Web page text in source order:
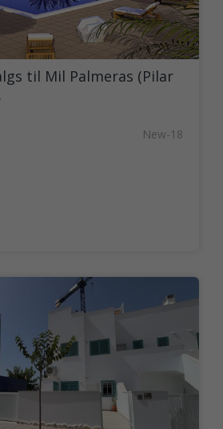
til Mil Palmeras (Pilar
New-18